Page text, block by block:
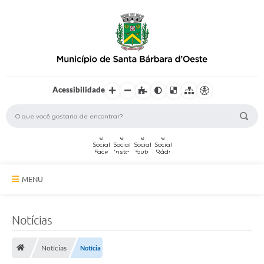
Acessibilidade
MENU
Serviços Online
Notícias
Notícias Notícia